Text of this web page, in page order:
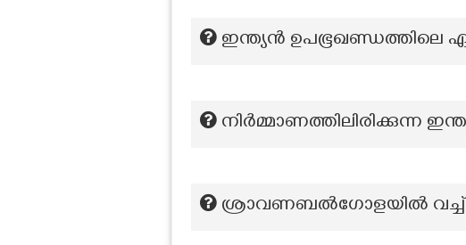
ഇന്ത്യൻ ഉപഭൂഖണ്ഡത്തിലെ
നിർമ്മാണത്തിലിരിക്കുന്ന
ശ്രാവണബൽഗോളയിൽ വച്ച്